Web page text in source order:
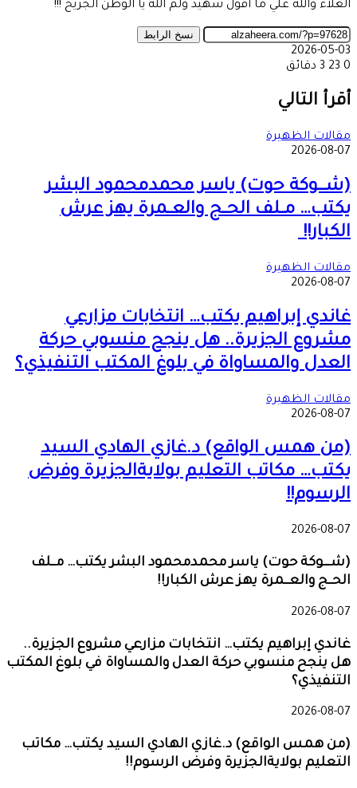
الغلاء والله علي ما أقول شهيد ولم الله يا الوطن الجريح !!!
نسخ الرابط
2026-05-03
0
3 دقائق
عبر
البريد
أقرأ التالي
مقالات الظهيرة
2026-08-07
(شـــوكة حوت) ياسر محمدمحمود البشر
يكتب… مــلف الحــج والعــمرة يهز عرش
الكبار!!
مقالات الظهيرة
2026-08-07
غاندي إبراهيم يكتب… انتخابات مزارعي
مشروع الجزيرة.. هل ينجح منسوبي حركة
العدل والمساواة في بلوغ المكتب التنفيذي؟
مقالات الظهيرة
2026-08-07
(من همس الواقع) د.غازي الهادي السيد
يكتب… مكاتب التعليم بولايةالجزيرة وفرض
الرسوم!!
2026-08-07
(شـــوكة حوت) ياسر محمدمحمود البشر يكتب… مــلف
الحــج والعــمرة يهز عرش الكبار!!
2026-08-07
غاندي إبراهيم يكتب… انتخابات مزارعي مشروع الجزيرة..
هل ينجح منسوبي حركة العدل والمساواة في بلوغ المكتب
التنفيذي؟
2026-08-07
(من همس الواقع) د.غازي الهادي السيد يكتب… مكاتب
التعليم بولايةالجزيرة وفرض الرسوم!!